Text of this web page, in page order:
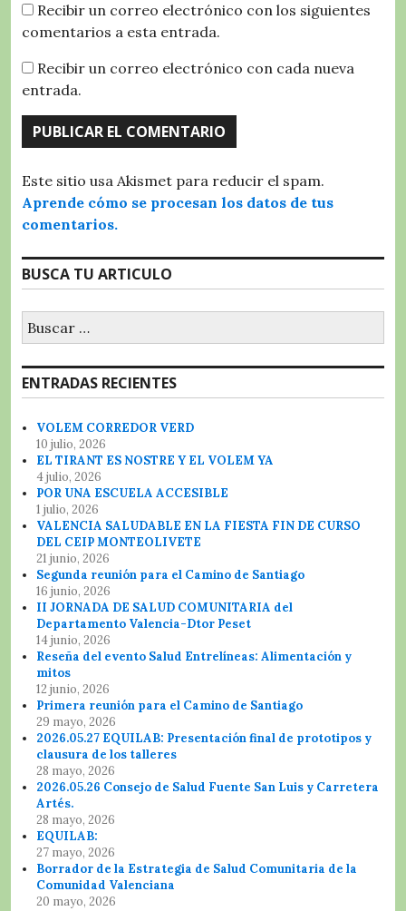
Recibir un correo electrónico con los siguientes
comentarios a esta entrada.
Recibir un correo electrónico con cada nueva
entrada.
Este sitio usa Akismet para reducir el spam.
Aprende cómo se procesan los datos de tus
comentarios.
BUSCA TU ARTICULO
ENTRADAS RECIENTES
VOLEM CORREDOR VERD
10 julio, 2026
EL TIRANT ES NOSTRE Y EL VOLEM YA
4 julio, 2026
POR UNA ESCUELA ACCESIBLE
1 julio, 2026
VALENCIA SALUDABLE EN LA FIESTA FIN DE CURSO
DEL CEIP MONTEOLIVETE
21 junio, 2026
Segunda reunión para el Camino de Santiago
16 junio, 2026
II JORNADA DE SALUD COMUNITARIA del
Departamento Valencia-Dtor Peset
14 junio, 2026
Reseña del evento Salud Entrelíneas: Alimentación y
mitos
12 junio, 2026
Primera reunión para el Camino de Santiago
29 mayo, 2026
2026.05.27 EQUILAB: Presentación final de prototipos y
clausura de los talleres
28 mayo, 2026
2026.05.26 Consejo de Salud Fuente San Luis y Carretera
Artés.
28 mayo, 2026
EQUILAB:
27 mayo, 2026
Borrador de la Estrategia de Salud Comunitaria de la
Comunidad Valenciana
20 mayo, 2026